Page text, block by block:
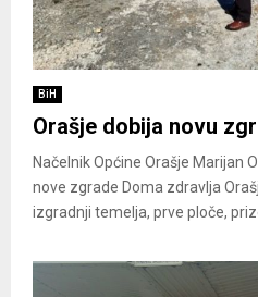
BiH
Orašje dobija novu
Načelnik Općine Orašje Marijan
nove zgrade Doma zdravlja
izgradnji temelja, prve ploče,